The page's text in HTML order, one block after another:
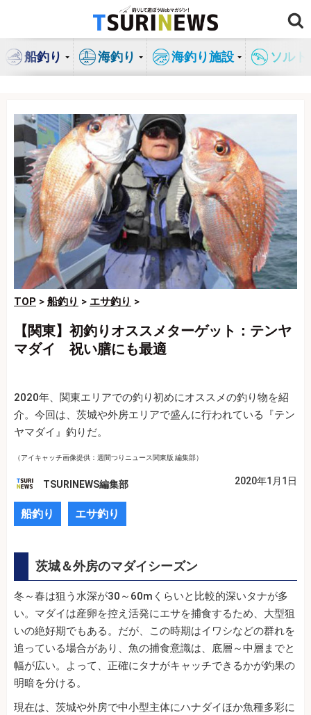
ン
船釣り 海釣り 海釣り施設 ソル
TOP > 船釣り > エサ釣り >
【関東】初釣りオススメターゲット：テンヤ
マダイ 祝い膳にも最適
2020年、関東エリアでの釣り初めにオススメの釣り物を紹
介。今回は、茨城や外房エリアで盛んに行われている『テン
ヤマダイ』釣りだ。
（アイキャッチ画像提供：週間つりニュース関東版 編集部）
TSURINEWS編集部 2020年1月1日
船釣り エサ釣り
茨城＆外房のマダイシーズン
冬～春は狙う水深が30～60mくらいと比較的深いタナが多
い。マダイは産卵を控え活発にエサを捕食するため、大型狙
いの絶好期でもある。だが、この時期はイワシなどの群れを
追っている場合があり、魚の捕食意識は、底層～中層までと
幅が広い。よって、正確にタナがキャッチできるかが釣果の
明暗を分ける。
現在は、茨城や外房で中小型主体にハナダイほか魚種多彩に